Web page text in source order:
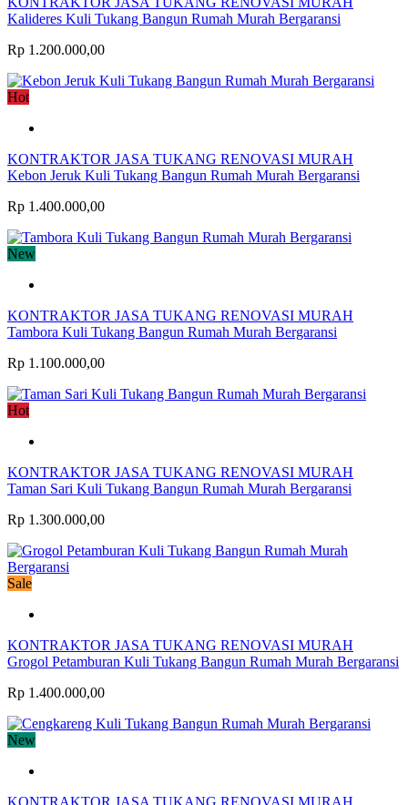
Kalideres Kuli Tukang Bangun Rumah Murah Bergaransi
Rp 1.200.000,00
Hot
KONTRAKTOR JASA TUKANG RENOVASI MURAH
Kebon Jeruk Kuli Tukang Bangun Rumah Murah Bergaransi
Rp 1.400.000,00
New
KONTRAKTOR JASA TUKANG RENOVASI MURAH
Tambora Kuli Tukang Bangun Rumah Murah Bergaransi
Rp 1.100.000,00
Hot
KONTRAKTOR JASA TUKANG RENOVASI MURAH
Taman Sari Kuli Tukang Bangun Rumah Murah Bergaransi
Rp 1.300.000,00
Sale
KONTRAKTOR JASA TUKANG RENOVASI MURAH
Grogol Petamburan Kuli Tukang Bangun Rumah Murah Bergaransi
Rp 1.400.000,00
New
KONTRAKTOR JASA TUKANG RENOVASI MURAH